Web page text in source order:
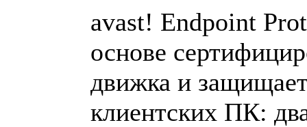
avast! Endpoint
основе
движка и
клиентских ПК: